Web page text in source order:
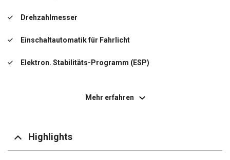
Drehzahlmesser
Einschaltautomatik für Fahrlicht
Elektron. Stabilitäts-Programm (ESP)
Innenraumfilter: Pollenfilter
Mehr erfahren
Highlights